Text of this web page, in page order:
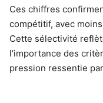
Ces chiffres
compétitif, avec
Cette sélectivité
l’importance des
pression ressentie